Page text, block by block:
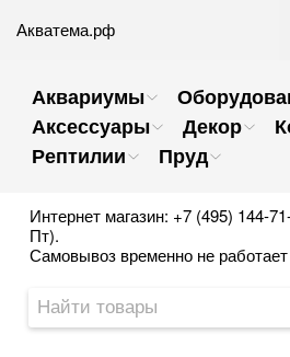
Акватема.рф
Аквариумы
Аксессуары
Декор
Рептилии
Пруд
Интернет магазин: +7 (495) 144-
Пт).
Самовывоз временно не работает